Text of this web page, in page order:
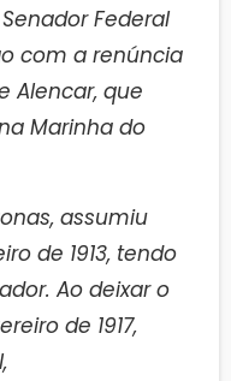
Federal
com a renúncia
Alencar, que
Marinha do
assumiu
de 1913, tendo
Ao deixar o
de 1917,